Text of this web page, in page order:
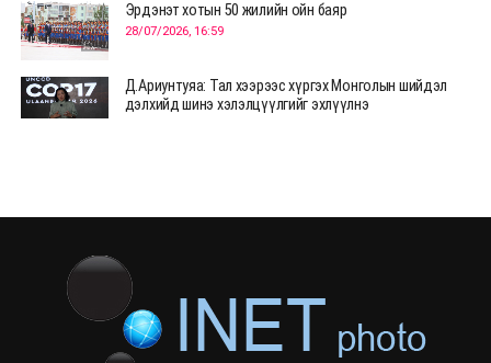
Эрдэнэт хотын 50 жилийн ойн баяр
28/07/2026, 16:59
Д.Ариунтуяа: Тал хээрээс хүргэх Монголын шийдэл
дэлхийд шинэ хэлэлцүүлгийг эхлүүлнэ
28/07/2026, 12:04
ХӨВСГӨЛ Нутгийн зөвлөлөөс МУАЖ Д.Цэрэндарьзавт
2 өрөө байр олгоно
20/07/2026, 19:22